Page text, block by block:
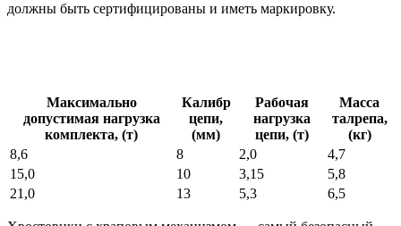
должны быть сертифицированы и иметь маркировку.
Максимально
допустимая нагрузка
комплекта, (т)
Калибр
цепи,
(мм)
Рабочая
нагрузка
цепи, (т)
Масса
талрепа,
(кг)
8,6
8 2,0
4,7
15,0
10 3,15
5,8
21,0
13 5,3 6,5